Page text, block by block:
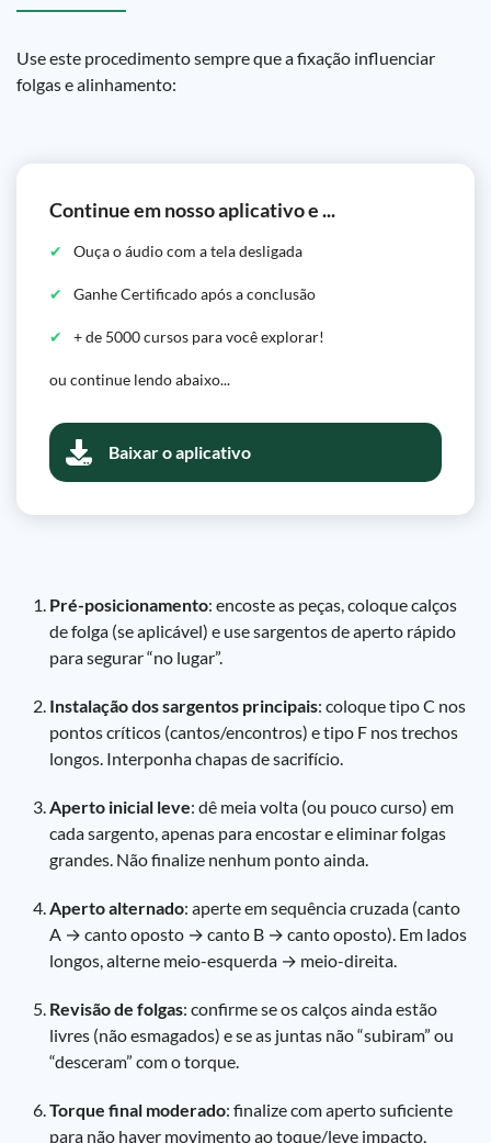
Use este procedimento sempre que a fixação influenciar
folgas e alinhamento:
Continue em nosso aplicativo e ...
Ouça o áudio com a tela desligada
Ganhe Certificado após a conclusão
+ de 5000 cursos para você explorar!
ou continue lendo abaixo...
Baixar o aplicativo
Pré-posicionamento: encoste as peças, coloque calços
de folga (se aplicável) e use sargentos de aperto rápido
para segurar “no lugar”.
Instalação dos sargentos principais: coloque tipo C nos
pontos críticos (cantos/encontros) e tipo F nos trechos
longos. Interponha chapas de sacrifício.
Aperto inicial leve: dê meia volta (ou pouco curso) em
cada sargento, apenas para encostar e eliminar folgas
grandes. Não finalize nenhum ponto ainda.
Aperto alternado: aperte em sequência cruzada (canto
A → canto oposto → canto B → canto oposto). Em lados
longos, alterne meio-esquerda → meio-direita.
Revisão de folgas: confirme se os calços ainda estão
livres (não esmagados) e se as juntas não “subiram” ou
“desceram” com o torque.
Torque final moderado: finalize com aperto suficiente
para não haver movimento ao toque/leve impacto,